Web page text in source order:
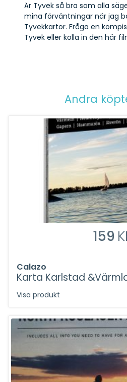
Är Tyvek så bra som alla
mina förväntningar när jag
Tyvekkartor. Fråga en
Tyvek eller kolla in den här
Andra
159
Calazo
Karta Karlstad
Visa produkt